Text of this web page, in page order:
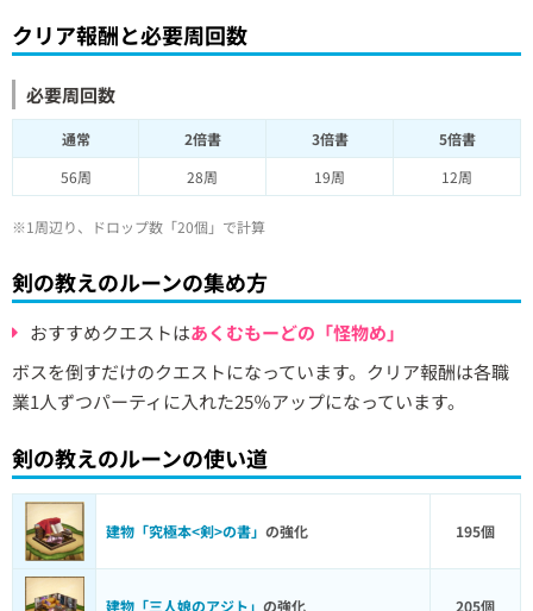
クリア報酬と必要周回数
必要周回数
通常 2倍書 3倍書
5倍書
56周
28周 19周 12周
※1周辺り、ドロップ数「20個」で計算
剣の教えのルーンの集め方
おすすめクエストはあくむもーどの「怪物め」
ボスを倒すだけのクエストになっています。クリア報酬は各職
業1人ずつパーティに入れた25％アップになっています。
剣の教えのルーンの使い道
建物「究極本<剣>の書」 の強化 195個
建物「三人娘のアジト」 の強化 205個